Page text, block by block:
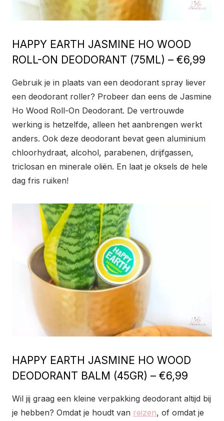
HAPPY EARTH JASMINE HO WOOD
ROLL-ON DEODORANT (75ML) – €6,99
Gebruik je in plaats van een deodorant spray liever
een deodorant roller? Probeer dan eens de Jasmine
Ho Wood Roll-On Deodorant. De vertrouwde
werking is hetzelfde, alleen het aanbrengen werkt
anders. Ook deze deodorant bevat geen aluminium
chloorhydraat, alcohol, parabenen, drijfgassen,
triclosan en minerale oliën. En laat je oksels de hele
dag fris ruiken!
HAPPY EARTH JASMINE HO WOOD
DEODORANT BALM (45GR) – €6,99
Wil jij graag een kleine verpakking deodorant altijd bij
je hebben? Omdat je houdt van reizen, of omdat je